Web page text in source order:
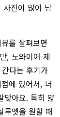
사진이 많이 남
를 살펴보면
, 노와이어 제
다는 후기가
에 있어서, 너
맞아요. 특히 얇
루엣을 원할 때